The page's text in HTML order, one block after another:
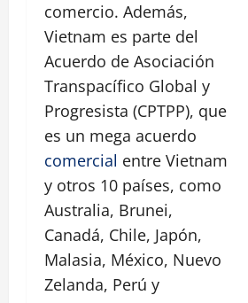
comercio. Además,
Vietnam es parte del
Acuerdo de Asociación
Transpacífico Global y
Progresista (CPTPP), que
es un mega acuerdo
comercial entre Vietnam
y otros 10 países, como
Australia, Brunei,
Canadá, Chile, Japón,
Malasia, México, Nuevo
Zelanda, Perú y